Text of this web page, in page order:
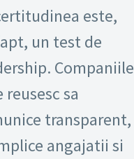
este,
un test de
Companiile
reusesc sa
transparent,
angajatii si